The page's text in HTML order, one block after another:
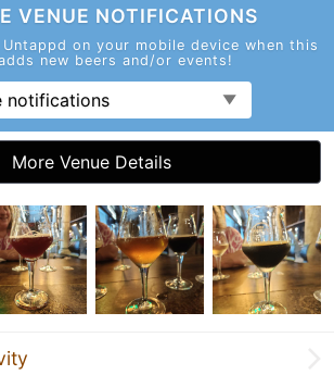
VENUE NOTIFICATIONS
on your mobile device when this
new beers and/or events!
notifications
More Venue Details